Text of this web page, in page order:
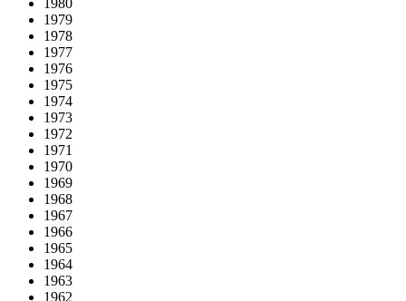
1979
1978
1977
1976
1975
1974
1973
1972
1971
1970
1969
1968
1967
1966
1965
1964
1963
1962